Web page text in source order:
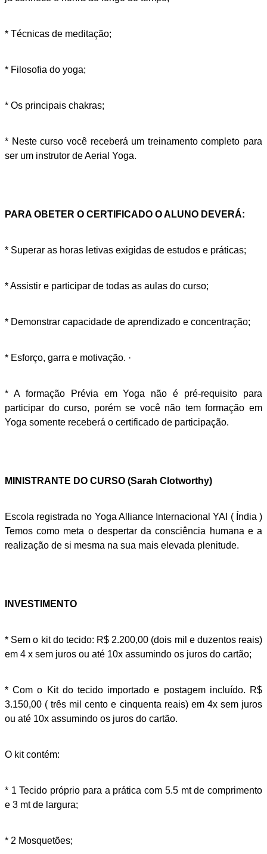
* Técnicas de meditação;
* Filosofia do yoga;
* Os principais chakras;
* Neste curso você receberá um treinamento completo para
ser um instrutor de Aerial Yoga.
PARA OBETER O CERTIFICADO O ALUNO DEVERÁ:
* Superar as horas letivas exigidas de estudos e práticas;
* Assistir e participar de todas as aulas do curso;
* Demonstrar capacidade de aprendizado e concentração;
* Esforço, garra e motivação. ·
* A formação Prévia em Yoga não é pré-requisito para
participar do curso, porém se você não tem formação em
Yoga somente receberá o certificado de participação.
MINISTRANTE DO CURSO (Sarah Clotworthy)
Escola registrada no Yoga Alliance Internacional YAI ( Índia )
Temos como meta o despertar da consciência humana e a
realização de si mesma na sua mais elevada plenitude.
INVESTIMENTO
* Sem o kit do tecido: R$ 2.200,00 (dois mil e duzentos reais)
em 4 x sem juros ou até 10x assumindo os juros do cartão;
* Com o Kit do tecido importado e postagem incluído. R$
3.150,00 ( três mil cento e cinquenta reais) em 4x sem juros
ou até 10x assumindo os juros do cartão.
O kit contém:
* 1 Tecido próprio para a prática com 5.5 mt de comprimento
e 3 mt de largura;
* 2 Mosquetões;